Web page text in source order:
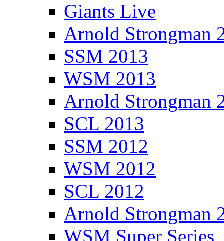
Giants Live
Arnold Strongman
SSM 2013
WSM 2013
Arnold Strongman
SCL 2013
SSM 2012
WSM 2012
SCL 2012
Arnold Strongman
WSM Super Series